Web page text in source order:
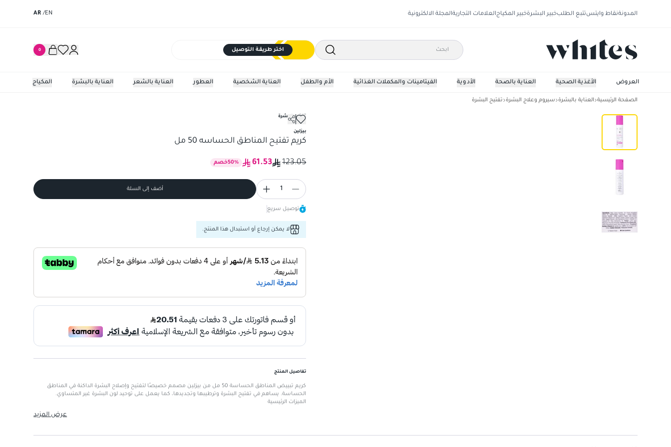
المدونةنقاط وايتستتبع الطلبخبير البشرةخبير المكياجالعلامات التجاريةالمجلة الالكترونية EN
/
AR
اختر طريقة التوصيل 0
المكياج العناية بالبشرة العناية بالشعر العطور العناية الشخصية الأم والطفل الفيتامينات والمكملات الغذائية الأدوية العناية بالصحة الأغذية الصحية العروض
الصفحة الرئيسية العناية بالبشرة سيروم وعلاج البشرة تفتيح البشرة
كريم تفتيح المناطق الحساسه 50 مل
تفتيح البشرة
بيزلين
كريم تفتيح المناطق الحساسه 50 مل
123.05
61.53
50% خصم
1 أضف إلى السلة
توصيل سريع
لا يمكن إرجاع أو استبدال هذا المنتج.
تفاصيل المنتج
كريم تبييض المناطق الحساسة 50 مل من بيزلين مصمم خصيصًا لتفتيح وإصلاح البشرة الداكنة في المناطق
الحساسة. يساهم في تفتيح البشرة وترطيبها وتجديدها، كما يعمل على توحيد لون البشرة غير المتساوي.
الميزات الرئيسية
يعمل على ترطيب البشرة: يمنع الجفاف والتهيج، مما يجعله مثاليًا للاستخدام اليومي.
عرض المزيد